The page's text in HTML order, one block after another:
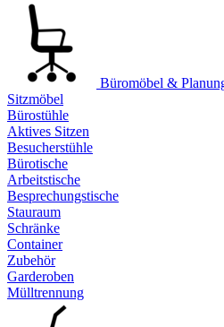
Büromöbel &
Sitzmöbel
Bürostühle
Aktives Sitzen
Besucherstühle
Bürotische
Arbeitstische
Besprechungstische
Stauraum
Schränke
Container
Zubehör
Garderoben
Mülltrennung